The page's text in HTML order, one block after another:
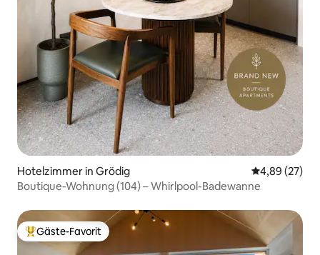
Hotelzimmer in Grödig
4,89 (27)
Boutique-Wohnung (104) – Whirlpool-Badewanne
Beliebter Gäste-Favorit.
Gäste-Favorit